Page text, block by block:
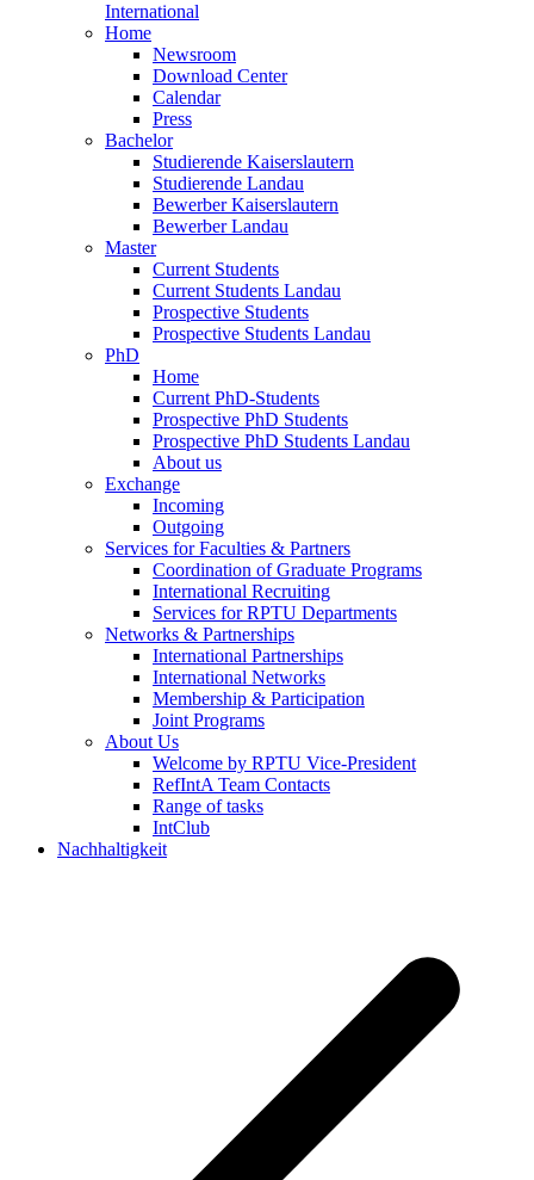
International
Home
Newsroom
Download Center
Calendar
Press
Bachelor
Studierende Kaiserslautern
Studierende Landau
Bewerber Kaiserslautern
Bewerber Landau
Master
Current Students
Current Students Landau
Prospective Students
Prospective Students Landau
PhD
Home
Current PhD-Students
Prospective PhD Students
Prospective PhD Students Landau
About us
Exchange
Incoming
Outgoing
Services for Faculties & Partners
Coordination of Graduate Programs
International Recruiting
Services for RPTU Departments
Networks & Partnerships
International Partnerships
International Networks
Membership & Participation
Joint Programs
About Us
Welcome by RPTU Vice-President
RefIntA Team Contacts
Range of tasks
IntClub
Nachhaltigkeit